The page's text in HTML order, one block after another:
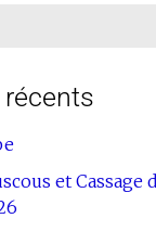
et Cassage